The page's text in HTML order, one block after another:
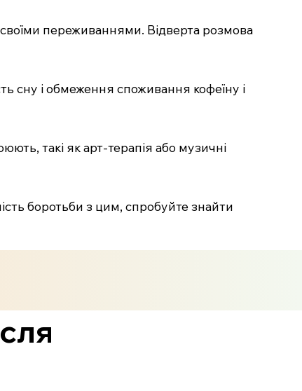
переживаннями. Відверта розмова
сну і обмеження споживання кофеїну і
такі як арт-терапія або музичні
боротьби з цим, спробуйте знайти